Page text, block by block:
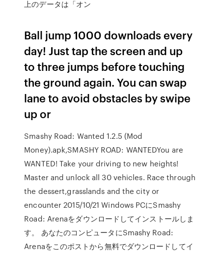
上のデータは「オン
Ball jump 1000 downloads every
day! Just tap the screen and up
to three jumps before touching
the ground again. You can swap
lane to avoid obstacles by swipe
up or
Smashy Road: Wanted 1.2.5 (Mod
Money).apk,SMASHY ROAD: WANTEDYou are
WANTED! Take your driving to new heights!
Master and unlock all 30 vehicles. Race through
the dessert,grasslands and the city or
encounter 2015/10/21 Windows PCにSmashy
Road: Arenaをダウンロードしてインストールしま
す。 あなたのコンピュータにSmashy Road:
Arenaをこのポストから無料でダウンロードしてイ